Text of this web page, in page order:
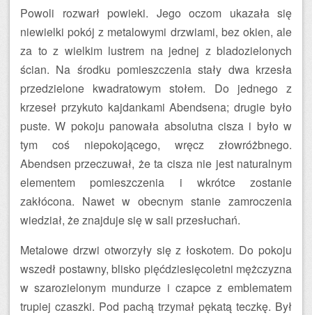
Powoli rozwarł powieki. Jego oczom ukazała się
niewielki pokój z metalowymi drzwiami, bez okien, ale
za to z wielkim lustrem na jednej z bladozielonych
ścian. Na środku pomieszczenia stały dwa krzesła
przedzielone kwadratowym stołem. Do jednego z
krzeseł przykuto kajdankami Abendsena; drugie było
puste. W pokoju panowała absolutna cisza i było w
tym coś niepokojącego, wręcz złowróżbnego.
Abendsen przeczuwał, że ta cisza nie jest naturalnym
elementem pomieszczenia i wkrótce zostanie
zakłócona. Nawet w obecnym stanie zamroczenia
wiedział, że znajduje się w sali przesłuchań.
Metalowe drzwi otworzyły się z łoskotem. Do pokoju
wszedł postawny, blisko pięćdziesięcoletni mężczyzna
w szarozielonym mundurze i czapce z emblematem
trupiej czaszki. Pod pachą trzymał pękatą teczkę. Był